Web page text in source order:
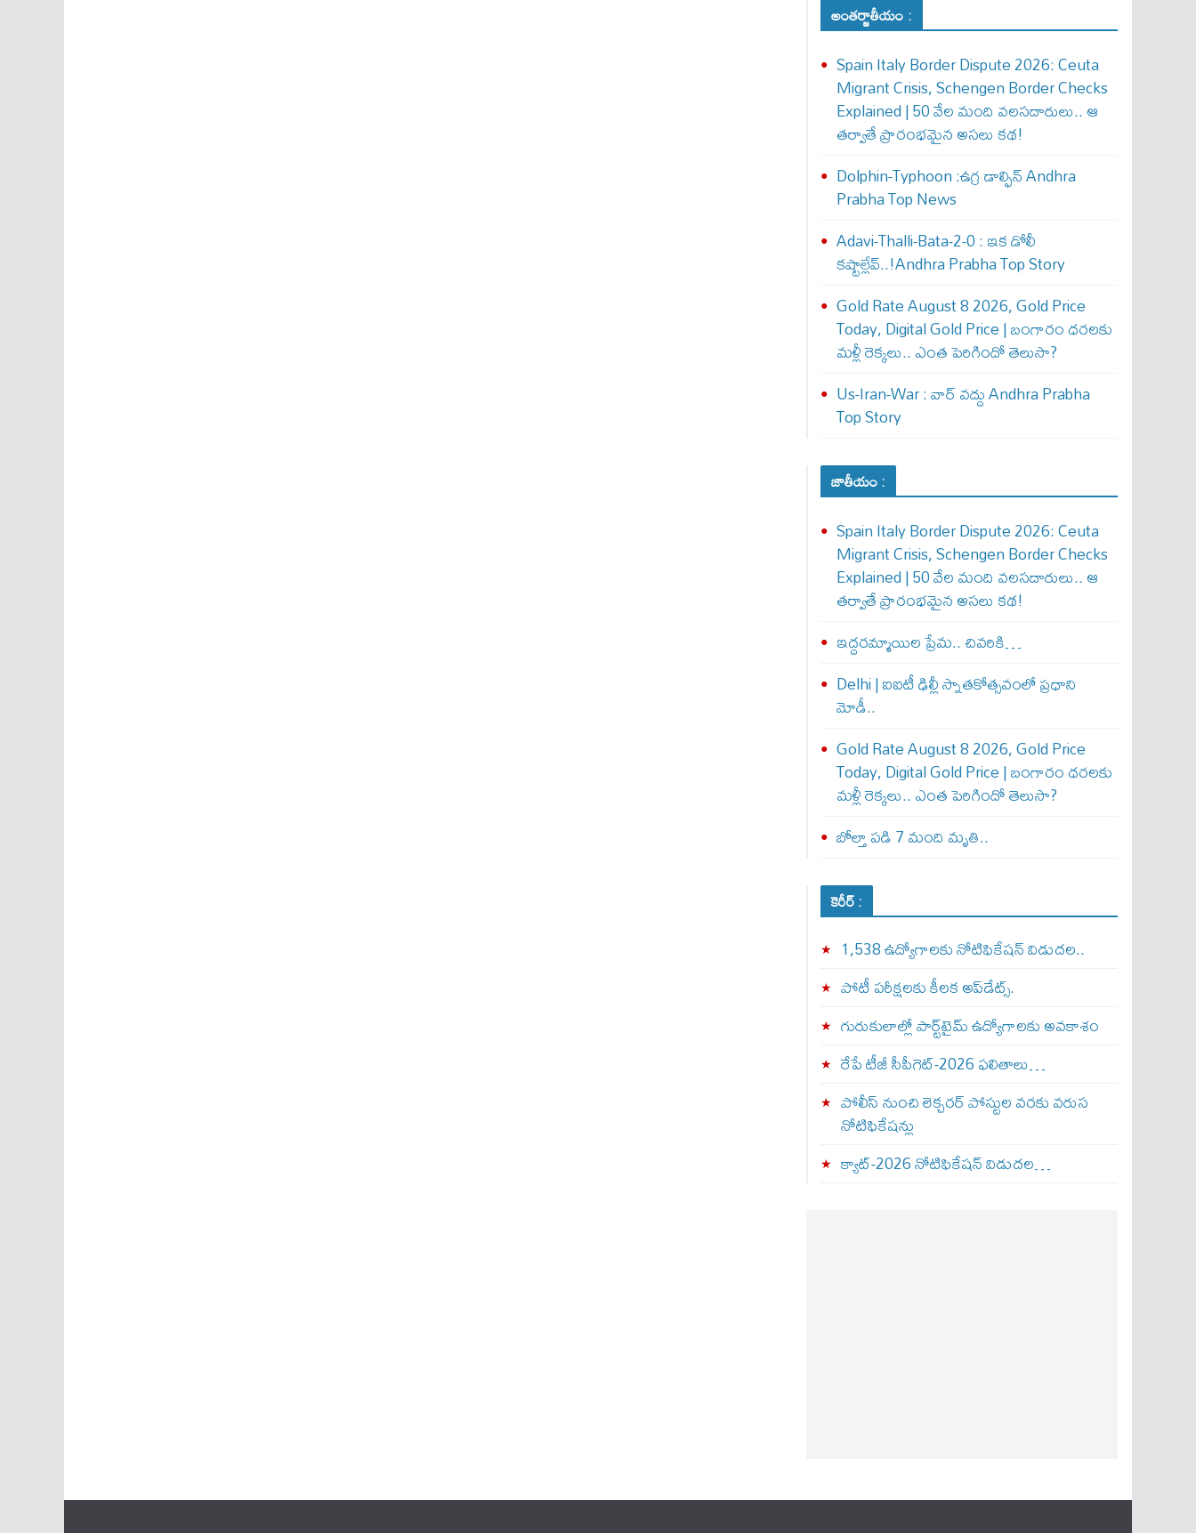
అంతర్జాతీయం :
Spain Italy Border Dispute 2026: Ceuta
Migrant Crisis, Schengen Border Checks
Explained | 50 వేల మంది వలసదారులు.. ఆ
తర్వాతే ప్రారంభ‌మైన అసలు కథ!
Dolphin-Typhoon :ఉగ్ర డాల్ఫిన్ Andhra
Prabha Top News
Adavi-Thalli-Bata-2-0 : ఇక డోలీ
క‌ష్టాల్లేవ్..!Andhra Prabha Top Story
Gold Rate August 8 2026, Gold Price
Today, Digital Gold Price | బంగారం ధరలకు
మళ్లీ రెక్కలు.. ఎంత పెరిగిందో తెలుసా?
Us-Iran-War : వార్ వ‌ద్దు Andhra Prabha
Top Story
జాతీయం :
Spain Italy Border Dispute 2026: Ceuta
Migrant Crisis, Schengen Border Checks
Explained | 50 వేల మంది వలసదారులు.. ఆ
తర్వాతే ప్రారంభ‌మైన అసలు కథ!
ఇద్దరమ్మాయిల ప్రేమ.. చివరికి…
Delhi | ఐఐటీ ఢిల్లీ స్నాతకోత్సవంలో ప్రధాని
మోడీ..
Gold Rate August 8 2026, Gold Price
Today, Digital Gold Price | బంగారం ధరలకు
మళ్లీ రెక్కలు.. ఎంత పెరిగిందో తెలుసా?
బోల్తా పడి 7 మంది మృతి..
కెరీర్ :
1,538 ఉద్యోగాలకు నోటిఫికేషన్ విడుదల..
పోటీ పరీక్షలకు కీలక అప్‌డేట్స్.
గురుకులాల్లో పార్ట్‌టైమ్ ఉద్యోగాలకు అవకాశం
రేపే టీజీ సీపీగెట్‌-2026 ఫలితాలు…
పోలీస్ నుంచి లెక్చరర్ పోస్టుల వరకు వరుస
నోటిఫికేషన్లు
క్యాట్-2026 నోటిఫికేషన్ విడుదల…